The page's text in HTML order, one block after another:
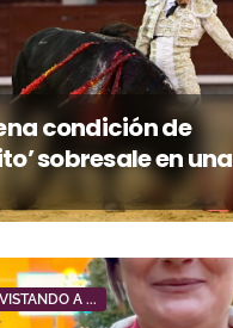
condición de
sobresale en una
en Las Ventas
A ...